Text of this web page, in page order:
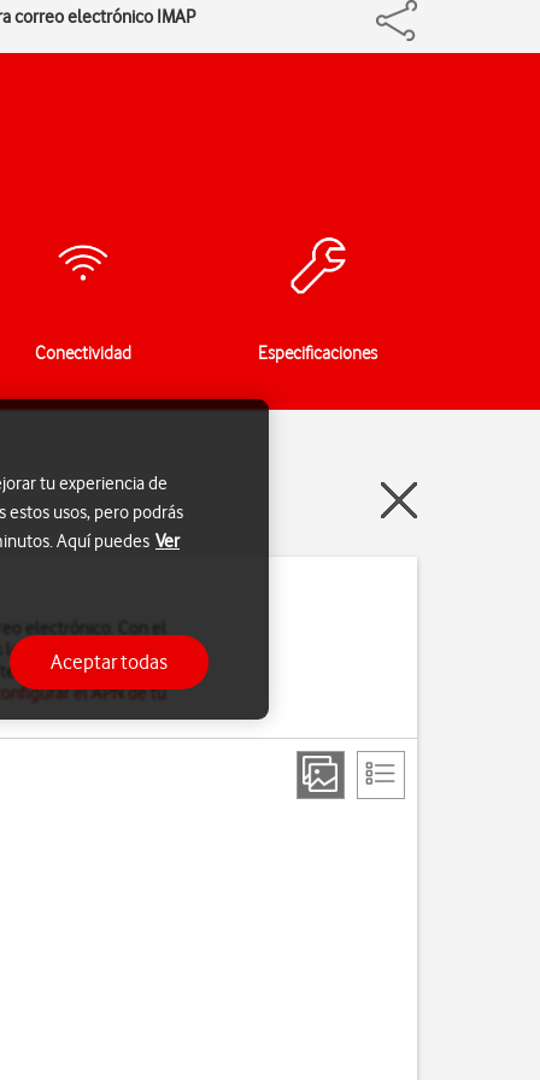
correo electrónico IMAP
Conectividad Especificaciones
dispositivos. Por
para correo
el APN de tu
tu experiencia de
estos usos, pero podrás
Aquí puedes Ver
Aceptar todas